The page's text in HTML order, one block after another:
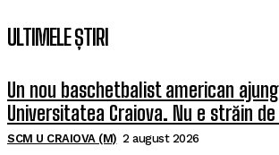
ULTIMELE ȘTIRI
Un nou baschetbalist american
Universitatea Craiova. Nu e străin de
SCM U CRAIOVA (M) 2 august 2026